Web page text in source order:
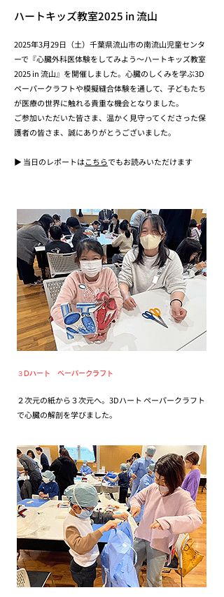
​ハートキッズ教室2025 in 流山
2025年3月29日（土）千葉県流山市の南流山児童センタ
ーで『心臓外科医体験をしてみよう〜ハートキッズ教室
2025 in 流山』を開催しました。心臓のしくみを学ぶ3D
ペーパークラフトや模擬縫合体験を通して、子どもたち
が医療の世界に触れる貴重な機会となりました。
ご参加いただいた皆さま、温かく見守ってくださった保
護者の皆さま、誠にありがとうございました。
▶︎ 当日のレポートはこちらでもお読みいただけます
３Dハート ペーパークラフト
２次元の紙から３次元へ。3Dハート ペーパークラフト
で心臓の解剖を学びました。